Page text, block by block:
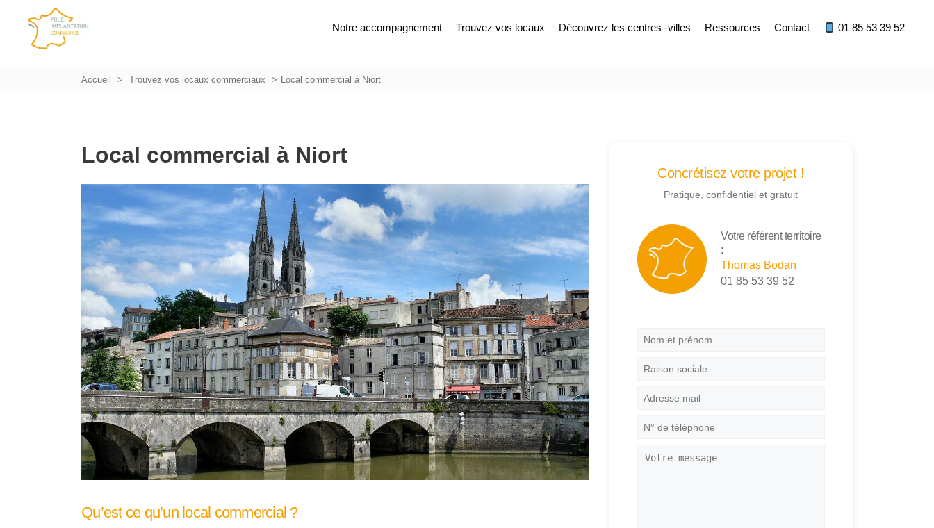
Notre accompagnement Trouvez vos locaux Découvrez les centres -villes Ressources Contact 01 85 53 39 52
Accueil Trouvez vos locaux commerciaux Local commercial à Niort
Local commercial à Niort
Qu’est ce qu’un local commercial ?
Concrétisez votre projet !
Pratique, confidentiel et gratuit
Votre référent territoire
:
Thomas Bodan
01 85 53 39 52
Nom
prénom*
Raison
Adresse
N°
téléphone*
Votre